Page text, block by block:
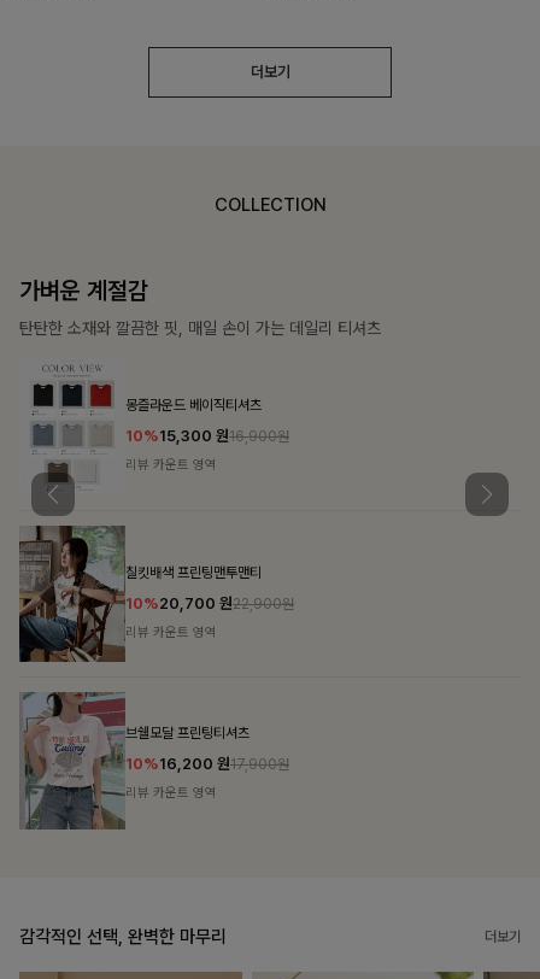
더보기
COLLECTION
가장 쉬운 코디
특별한 날부터 일상까지 함께하는 룩
감각적인 선택, 완벽한 마무리 더보기